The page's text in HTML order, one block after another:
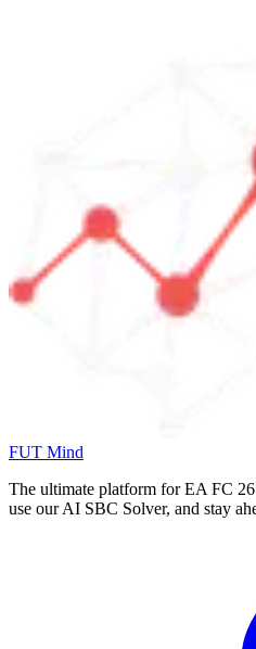
FUT Mind
The ultimate platform for EA FC 26
use our AI SBC Solver, and stay